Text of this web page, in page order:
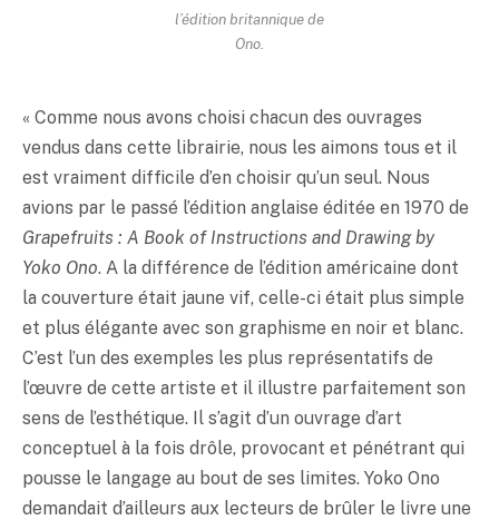
l’édition britannique de
Ono.
« Comme nous avons choisi chacun des ouvrages
vendus dans cette librairie, nous les aimons tous et il
est vraiment difficile d’en choisir qu’un seul. Nous
avions par le passé l’édition anglaise éditée en 1970 de
Grapefruits : A Book of Instructions and Drawing by
Yoko Ono. A la différence de l’édition américaine dont
la couverture était jaune vif, celle-ci était plus simple
et plus élégante avec son graphisme en noir et blanc.
C’est l’un des exemples les plus représentatifs de
l’œuvre de cette artiste et il illustre parfaitement son
sens de l’esthétique. Il s’agit d’un ouvrage d’art
conceptuel à la fois drôle, provocant et pénétrant qui
pousse le langage au bout de ses limites. Yoko Ono
demandait d’ailleurs aux lecteurs de brûler le livre une